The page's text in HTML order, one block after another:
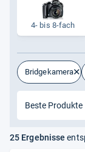
4-​ bis 8-​fach
Bridgekamera
25 Ergebnisse